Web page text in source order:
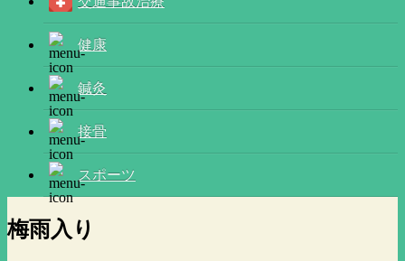
健康
鍼灸
接骨
スポーツ
梅雨入り